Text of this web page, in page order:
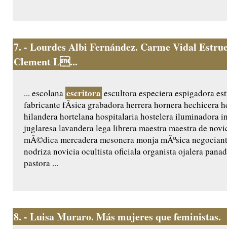
7. - Lourdes Albi Fernández. Carme Vidal
Clement L...
... escolana escritora escultora especiera espigadora
fabricante fÃ­sica grabadora herrera hornera hechicera
hilandera hortelana hospitalaria hostelera iluminadora
juglaresa lavandera lega librera maestra maestra de
mÃ©dica mercadera mesonera monja mÃºsica
nodriza novicia ocultista oficiala organista ojalera
pastora ...
8. - Luisa Muraro. Más mujeres que feministas.